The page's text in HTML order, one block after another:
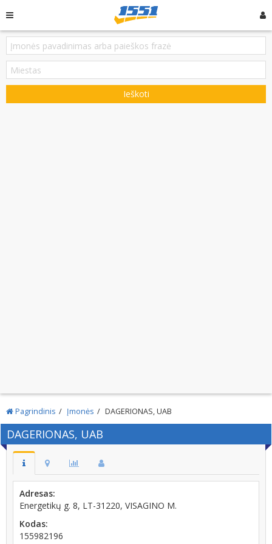
Ieškoti
Pagrindinis Įmonės DAGERIONAS, UAB
DAGERIONAS, UAB
Adresas:
Energetikų g. 8, LT-31220, VISAGINO M.
Kodas:
155982196